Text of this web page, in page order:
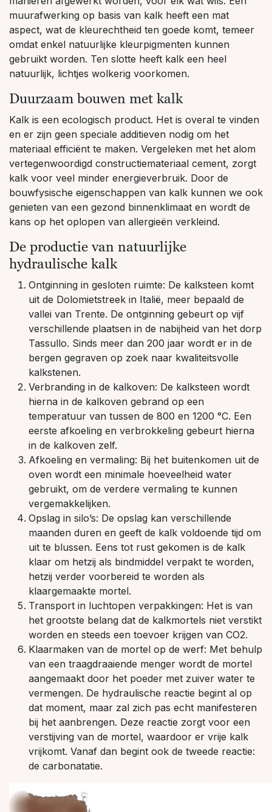
muurafwerking op basis van kalk heeft een mat
aspect, wat de kleurechtheid ten goede komt, temeer
omdat enkel natuurlijke kleurpigmenten kunnen
gebruikt worden. Ten slotte heeft kalk een heel
natuurlijk, lichtjes wolkerig voorkomen.
Duurzaam bouwen met kalk
Kalk is een ecologisch product. Het is overal te vinden
en er zijn geen speciale additieven nodig om het
materiaal efficiënt te maken. Vergeleken met het alom
vertegenwoordigd constructiemateriaal cement, zorgt
kalk voor veel minder energieverbruik. Door de
bouwfysische eigenschappen van kalk kunnen we ook
genieten van een gezond binnenklimaat en wordt de
kans op het oplopen van allergieën verkleind.
De productie van natuurlijke
hydraulische kalk
Ontginning in gesloten ruimte: De kalksteen komt
uit de Dolomietstreek in Italië, meer bepaald de
vallei van Trente. De ontginning gebeurt op vijf
verschillende plaatsen in de nabijheid van het dorp
Tassullo. Sinds meer dan 200 jaar wordt er in de
bergen gegraven op zoek naar kwaliteitsvolle
kalkstenen.
Verbranding in de kalkoven: De kalksteen wordt
hierna in de kalkoven gebrand op een
temperatuur van tussen de 800 en 1200 °C. Een
eerste afkoeling en verbrokkeling gebeurt hierna
in de kalkoven zelf.
Afkoeling en vermaling: Bij het buitenkomen uit de
oven wordt een minimale hoeveelheid water
gebruikt, om de verdere vermaling te kunnen
vergemakkelijken.
Opslag in silo’s: De opslag kan verschillende
maanden duren en geeft de kalk voldoende tijd om
uit te blussen. Eens tot rust gekomen is de kalk
klaar om hetzij als bindmiddel verpakt te worden,
hetzij verder voorbereid te worden als
klaargemaakte mortel.
Transport in luchtopen verpakkingen: Het is van
het grootste belang dat de kalkmortels niet verstikt
worden en steeds een toevoer krijgen van CO2.
Klaarmaken van de mortel op de werf: Met behulp
van een traagdraaiende menger wordt de mortel
aangemaakt door het poeder met zuiver water te
vermengen. De hydraulische reactie begint al op
dat moment, maar zal zich pas echt manifesteren
bij het aanbrengen. Deze reactie zorgt voor een
verstijving van de mortel, waardoor er vrije kalk
vrijkomt. Vanaf dan begint ook de tweede reactie:
de carbonatatie.